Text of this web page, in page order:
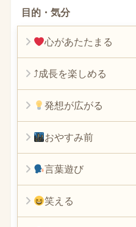
目的・気分
心があたたまる
⤴︎成長を楽しめる
発想が広がる
おやすみ前
言葉遊び
笑える